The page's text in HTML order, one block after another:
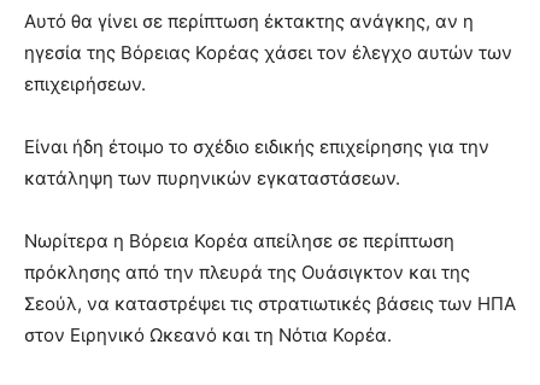
Αυτό θα γίνει σε περίπτωση έκτακτης ανάγκης, αν η
ηγεσία της Βόρειας Κορέας χάσει τον έλεγχο αυτών των
επιχειρήσεων.
Είναι ήδη έτοιμο το σχέδιο ειδικής επιχείρησης για την
κατάληψη των πυρηνικών εγκαταστάσεων.
Νωρίτερα η Βόρεια Κορέα απείλησε σε περίπτωση
πρόκλησης από την πλευρά της Ουάσιγκτον και της
Σεούλ, να καταστρέψει τις στρατιωτικές βάσεις των ΗΠΑ
στον Ειρηνικό Ωκεανό και τη Νότια Κορέα.